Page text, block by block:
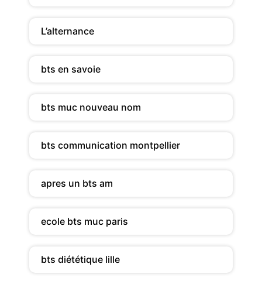
L’alternance
bts en savoie
bts muc nouveau nom
bts communication montpellier
apres un bts am
ecole bts muc paris
bts diététique lille